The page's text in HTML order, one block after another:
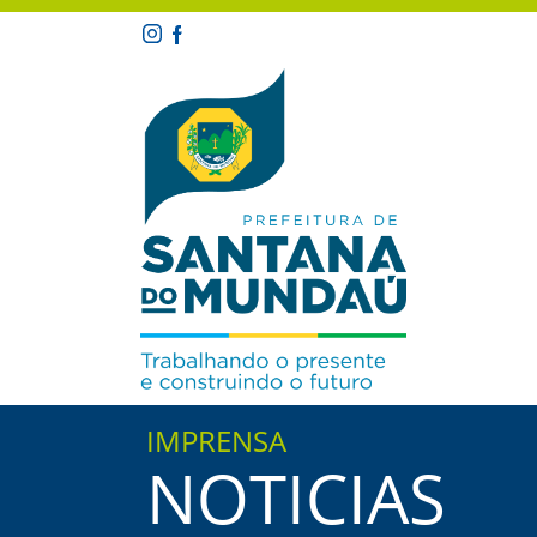
IMPRENSA
NOTICIAS